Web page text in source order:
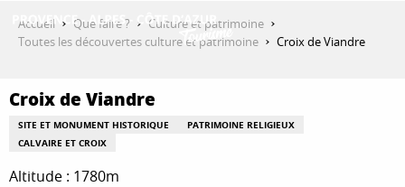
QUE FAIRE ?
Accueil Que faire ?
Culture et patrimoine
Toutes les découvertes culture et patrimoine
Croix de Viandre
Croix de Viandre
SITE ET MONUMENT HISTORIQUE
PATRIMOINE RELIGIEUX
CALVAIRE ET CROIX
Altitude : 1780m